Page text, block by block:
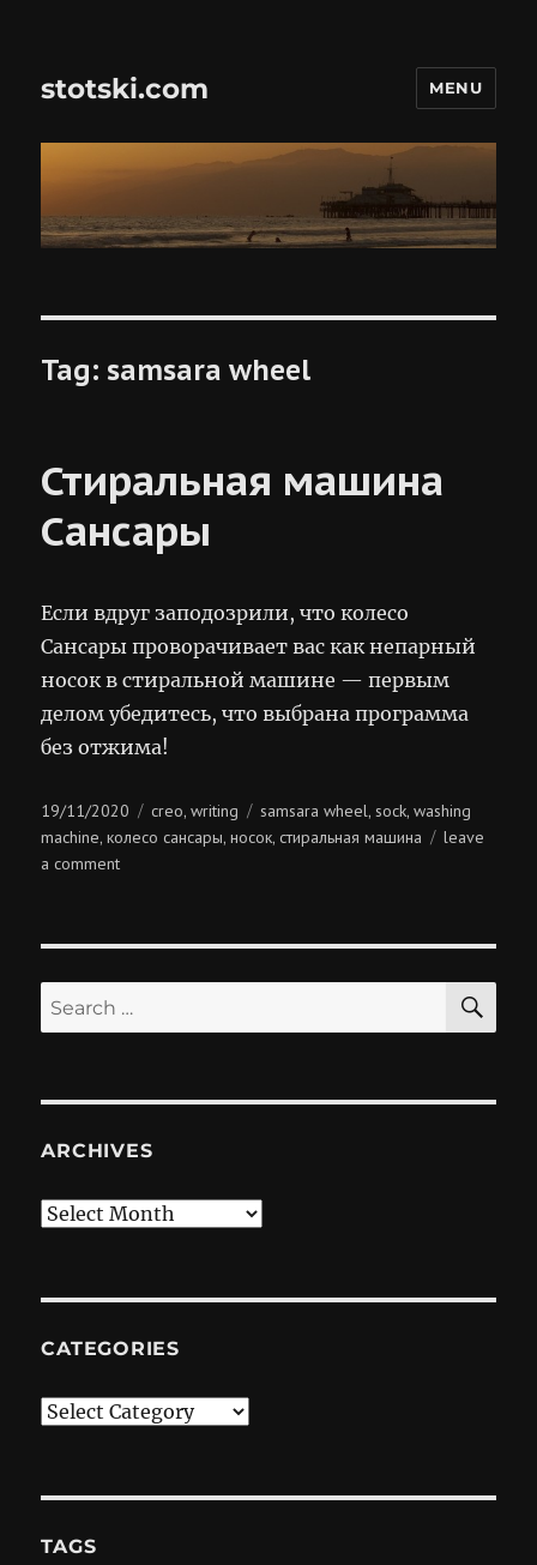
stotski.com MENU
Tag: samsara wheel
Стиральная машина
Сансары
Если вдруг заподозрили, что колесо
Сансары проворачивает вас как непарный
носок в стиральной машине — первым
делом убедитесь, что выбрана программа
без отжима!
Posted
on
19/11/2020 Categories
creo,writing Tags
samsara wheel, sock,washing
machine,колесо сансары,носок,стиральная машина
leave
a commenton
сансары
Search
for:
ARCHIVES
Archives
CATEGORIES
Categories
TAGS